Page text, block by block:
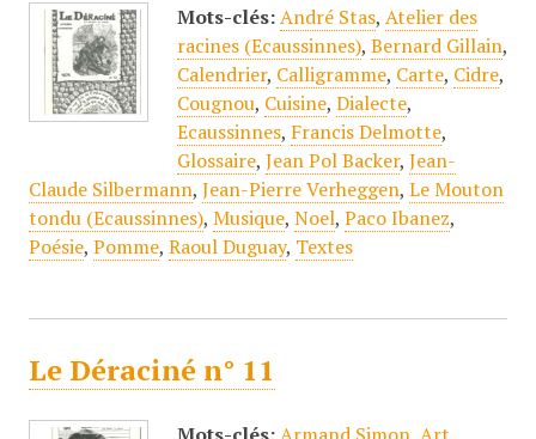
Mots-clés: André Stas, Atelier des
racines (Ecaussinnes), Bernard Gillain,
Calendrier, Calligramme, Carte, Cidre,
Cougnou, Cuisine, Dialecte,
Ecaussinnes, Francis Delmotte,
Glossaire, Jean Pol Backer, Jean-
Claude Silbermann, Jean-Pierre Verheggen, Le Mouton
tondu (Ecaussinnes), Musique, Noel, Paco Ibanez,
Poésie, Pomme, Raoul Duguay, Textes
Le Déraciné n° 11